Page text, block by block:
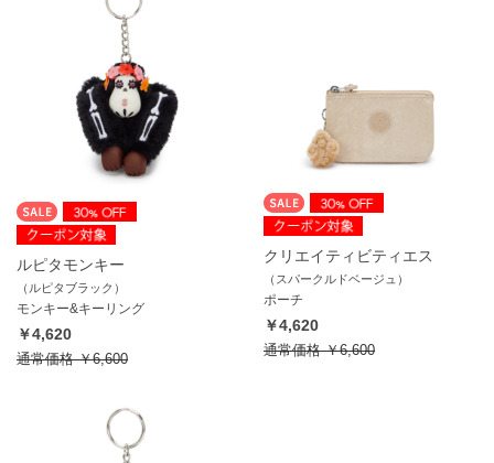
ルピタモンキー
（ルピタブラック）
モンキー&キーリング
￥4,620
通常価格￥6,600
クリエイティビティエス
（スパークルドベージュ）
ポーチ
￥4,620
通常価格￥6,600